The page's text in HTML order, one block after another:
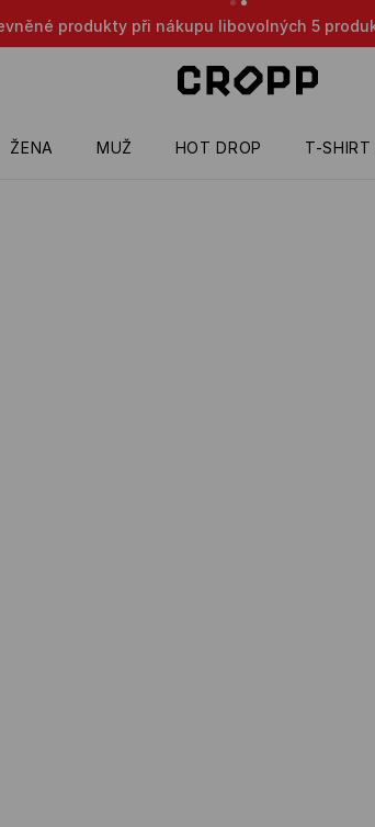
produkty při nákupu libovolných 5
ŽENA MUŽ HOT DROP T-SHIRT